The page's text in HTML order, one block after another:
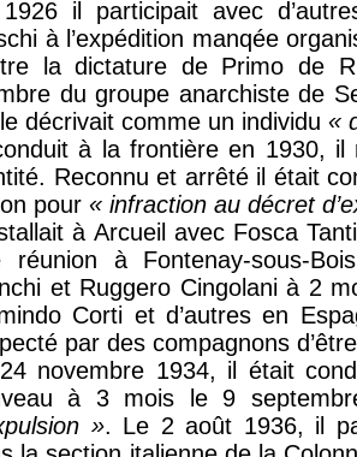
il participait avec
à l’expédition manqée
la dictature de Primo de
du groupe anarchiste de
décrivait comme un individu «
à la frontière en 1930,
Reconnu et arrêté il était
pour « infraction au décret
à Arcueil avec Fosca
réunion à Fontenay-sous-
et Ruggero Cingolani à 2
Corti et d’autres en
par des compagnons
novembre 1934, il était
à 3 mois le 9
». Le 2 août 1936, il